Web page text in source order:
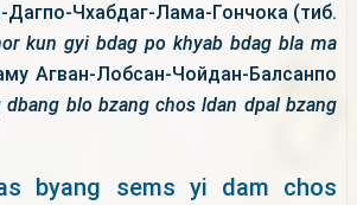
Чхабдаг-Лама-Гончока (тиб.
kun gyi bdag po khyab bdag bla ma
Агван-Лобсан-Чойдан-Балсанпо
dbang blo bzang chos ldan dpal bzang
byang sems yi dam chos